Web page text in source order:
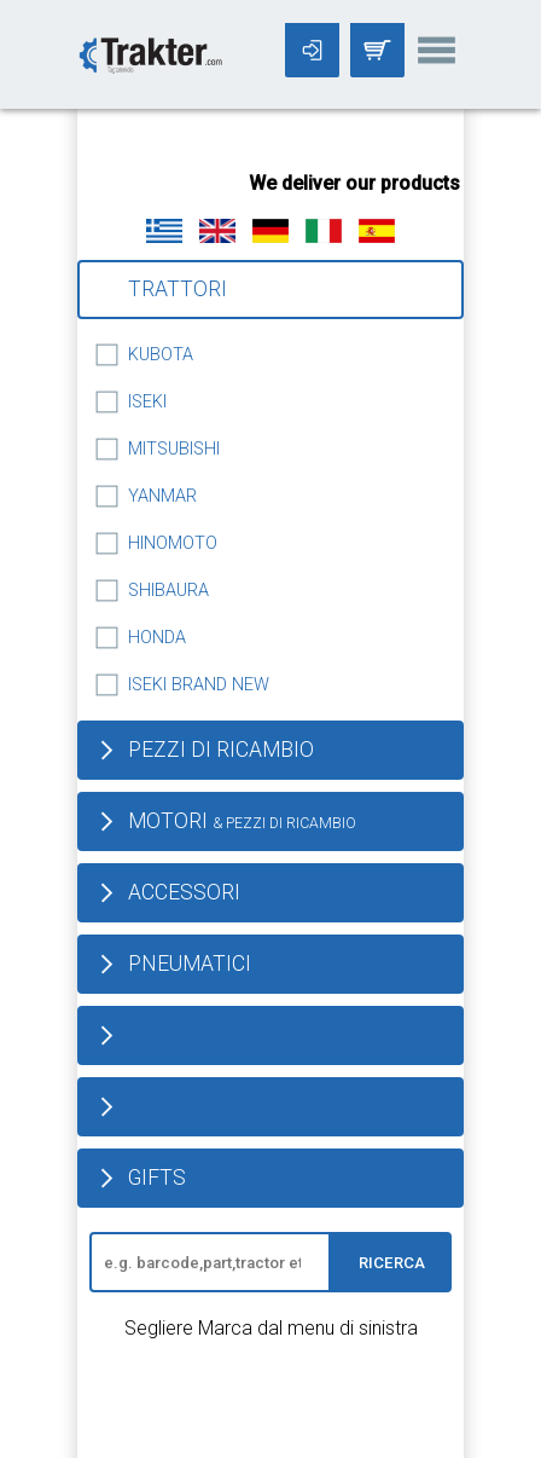
We deliver our products
TRATTORI
KUBOTA
ISEKI
MITSUBISHI
YANMAR
HINOMOTO
SHIBAURA
HONDA
ISEKI BRAND NEW
PEZZI DI RICAMBIO
MOTORI & PEZZI DI RICAMBIO
ACCESSORI
PNEUMATICI
GIFTS
RICERCA
Segliere Marca dal menu di sinistra